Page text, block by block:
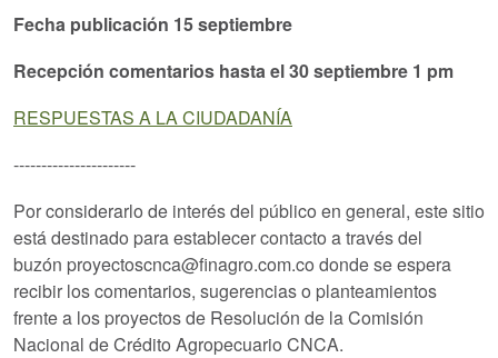
Fecha publicación 15 septiembre
Recepción comentarios hasta el 30 septiembre 1 pm
RESPUESTAS A LA CIUDADANÍA
----------------------
Por considerarlo de interés del público en general, este sitio
está destinado para establecer contacto a través del
buzón proyectoscnca@finagro.com.co donde se espera
recibir los comentarios, sugerencias o planteamientos
frente a los proyectos de Resolución de la Comisión
Nacional de Crédito Agropecuario CNCA.